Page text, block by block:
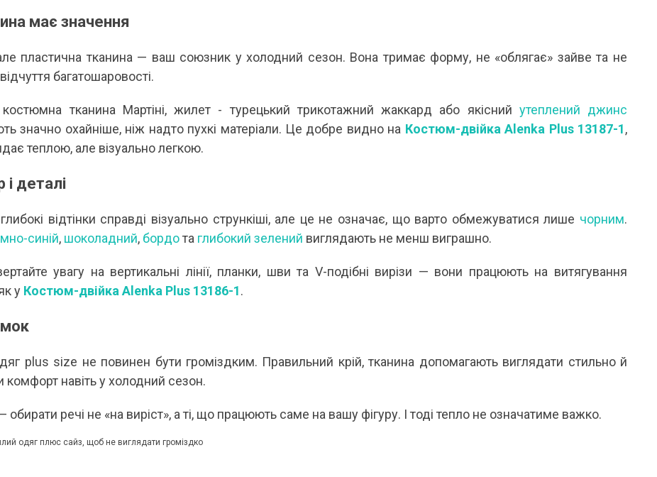
має значення
пластична тканина — ваш союзник у холодний сезон. Вона тримає форму, не «облягає» зайве та не
багатошаровості.
тканина Мартіні, жилет - турецький трикотажний жаккард або якісний утеплений джинс
значно охайніше, ніж надто пухкі матеріали. Це добре видно на Костюм-двійка Alenka Plus 13187-1,
теплою, але візуально легкою.
і деталі
відтінки справді візуально стрункіші, але це не означає, що варто обмежуватися лише чорним.
синій, шоколадний, бордота глибокий зелений виглядають не менш виграшно.
увагу на вертикальні лінії, планки, шви та V-подібні вирізи — вони працюють на витягування
у Костюм-двійка Alenka Plus 13186-1.
plus size не повинен бути громіздким. Правильний крій, тканина допомагають виглядати стильно й
комфорт навіть у холодний сезон.
обирати речі не «на виріст», а ті, що працюють саме на вашу фігуру. І тоді тепло не означатиме важко.
одяг плюс сайз, щоб не виглядати громіздко